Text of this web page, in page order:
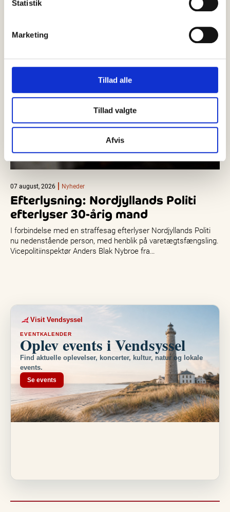
Statistik
Marketing
Tillad alle
Tillad valgte
Afvis
07 august, 2026 Nyheder
Efterlysning: Nordjyllands Politi
efterlyser 30-årig mand
I forbindelse med en straffesag efterlyser Nordjyllands Politi
nu nedenstående person, med henblik på varetægtsfængsling.
Vicepolitiinspektør Anders Blak Nybroe fra…
Visit Vendsyssel
EVENTKALENDER
Oplev events i Vendsyssel
Find aktuelle oplevelser, koncerter, kultur, natur og lokale
events.
Se events